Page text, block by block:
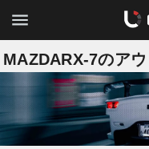
MAZDARX-7のア